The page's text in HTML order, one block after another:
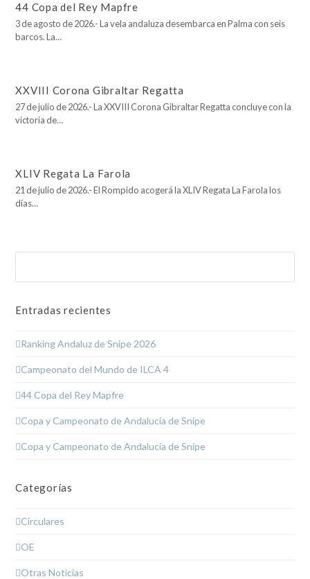
44 Copa del Rey Mapfre
3 de agosto de 2026.- La vela andaluza desembarca en Palma con seis
barcos. La…
XXVIII Corona Gibraltar Regatta
27 de julio de 2026.- La XXVIII Corona Gibraltar Regatta concluye con la
victoria de…
XLIV Regata La Farola
21 de julio de 2026.- El Rompido acogerá la XLIV Regata La Farola los
días…
Entradas recientes
Ranking Andaluz de Snipe 2026
Campeonato del Mundo de ILCA 4
44 Copa del Rey Mapfre
Copa y Campeonato de Andalucía de Snipe
Copa y Campeonato de Andalucía de Snipe
Categorías
Circulares
OE
Otras Noticias